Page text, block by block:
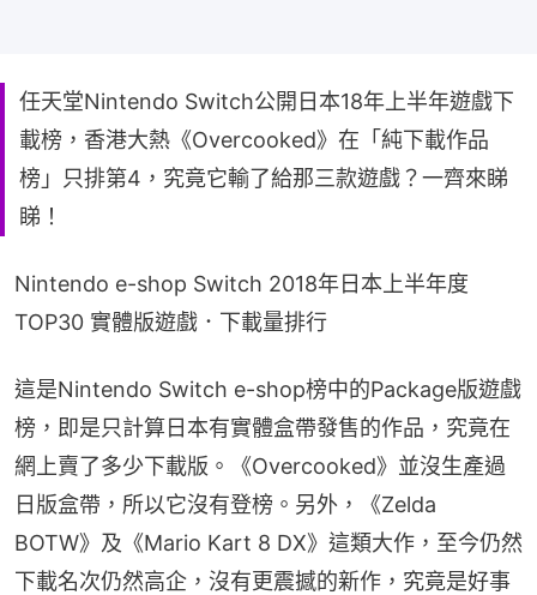
任天堂Nintendo Switch公開日本18年上半年遊戲下
載榜，香港大熱《Overcooked》在「純下載作品
榜」只排第4，究竟它輸了給那三款遊戲？一齊來睇
睇！
Nintendo e-shop Switch 2018年日本上半年度
TOP30 實體版遊戲．下載量排行
這是Nintendo Switch e-shop榜中的Package版遊戲
榜，即是只計算日本有實體盒帶發售的作品，究竟在
網上賣了多少下載版。《Overcooked》並沒生產過
日版盒帶，所以它沒有登榜。另外，《Zelda
BOTW》及《Mario Kart 8 DX》這類大作，至今仍然
下載名次仍然高企，沒有更震撼的新作，究竟是好事